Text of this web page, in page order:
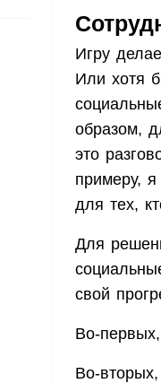
Игру
Или хотя
образом,
это
примеру,
для тех,
Для
свой
Во-
Во-